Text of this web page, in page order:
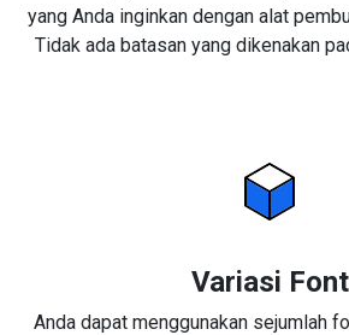
yang Anda inginkan dengan alat
Tidak ada batasan yang dikenakan
Variasi Font
Anda dapat menggunakan sejumlah